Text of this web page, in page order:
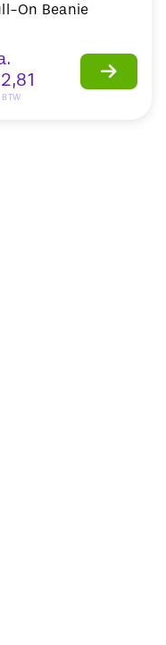
On Beanie
2,81
BTW